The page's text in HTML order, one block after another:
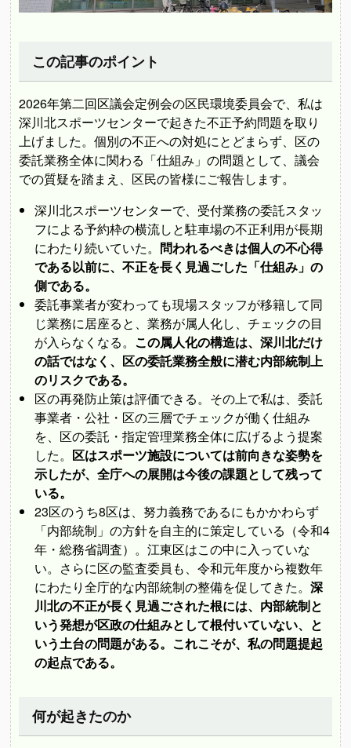
この記事のポイント
2026年第二回区議会定例会の区民環境委員会で、私は
深川北スポーツセンターで起きた不正予約問題を取り
上げました。個別の不正への対処にとどまらず、区の
委託業務全体に関わる「仕組み」の問題として、議会
での質疑を踏まえ、区民の皆様にご報告します。
深川北スポーツセンターで、受付業務の委託スタッ
フによる予約枠の横流しと駐車場の不正利用が長期
にわたり続いていた。 問われるべきは個人の不心得
である以前に、不正を長く見過ごした「仕組み」の
側である。
委託事業者が変わっても現場スタッフが移籍して同
じ業務に居座ると、業務が属人化し、チェックの目
が入らなくなる。 この属人化の構造は、深川北だけ
の話ではなく、区の委託業務全般に潜む内部統制上
のリスクである。
区の再発防止策は評価できる。その上で私は、委託
事業者・公社・区の三層でチェックが働く仕組み
を、区の委託・指定管理業務全体に広げるよう提案
した。 区はスポーツ施設については前向きな姿勢を
示したが、全庁への展開は今後の課題として残って
いる。
23区のうち8区は、努力義務であるにもかかわらず
「内部統制」の方針を自主的に策定している（令和4
年・総務省調査）。江東区はこの中に入っていな
い。さらに区の監査委員も、令和元年度から複数年
にわたり全庁的な内部統制の整備を促してきた。深
川北の不正が長く見過ごされた根には、内部統制と
いう発想が区政の仕組みとして根付いていない、と
いう土台の問題がある。これこそが、私の問題提起
の起点である。
何が起きたのか